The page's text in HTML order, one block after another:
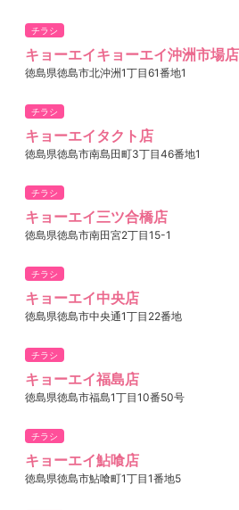
チラシ
キョーエイキョーエイ沖洲市場店
徳島県徳島市北沖洲1丁目61番地1
チラシ
キョーエイタクト店
徳島県徳島市南島田町3丁目46番地1
チラシ
キョーエイ三ツ合橋店
徳島県徳島市南田宮2丁目15-1
チラシ
キョーエイ中央店
徳島県徳島市中央通1丁目22番地
チラシ
キョーエイ福島店
徳島県徳島市福島1丁目10番50号
チラシ
キョーエイ鮎喰店
徳島県徳島市鮎喰町1丁目1番地5